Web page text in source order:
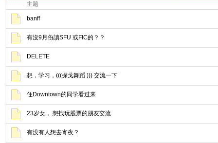
主题
banff
有沒9月份讀SFU 或FIC的？？
DELETE
想，学习，(((探戈舞蹈 ))) 交流一下
住Downtown的同学看过来
23岁女， 想找玩股票的朋友交流
有没有人想去宵夜？